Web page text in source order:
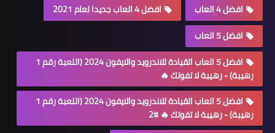
افضل 4 العاب
افضل 4 العاب جديدا لعام 2021
افضل 5 العاب
افضل 5 العاب القيادة للاندرويد والايفون 2024 (اللعبة رقم 1
رهيبة) - رهيبة لا تفوتك 🔥
افضل 5 العاب القيادة للاندرويد والايفون 2024 (اللعبة رقم 1
رهيبة) - رهيبة لا تفوتك 🔥 #2